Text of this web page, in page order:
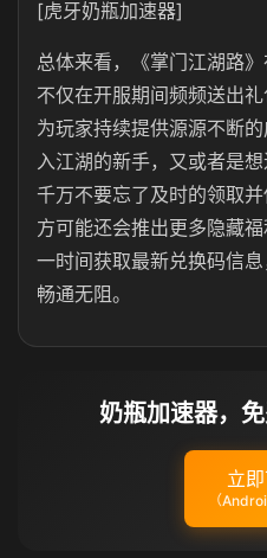
[虎牙奶瓶加速器]
总体来看，《掌门江湖路
不仅在开服期间频频送出
为玩家持续提供源源不断
入江湖的新手，又或者是
千万不要忘了及时的领取
方可能还会推出更多隐藏
一时间获取最新兑换码信
畅通无阻。
奶瓶加速器，
立
（